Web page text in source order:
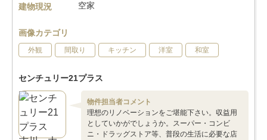
建物現況
空家
画像カテゴリ
外観 間取り キッチン 洋室 和室
センチュリー21プラス
物件担当者コメント
理想のリノベーションをご堪能下さい。収益用
としていかがでしょうか。スーパー・コンビ
ニ・ドラッグストア等、普段の生活に必要な店